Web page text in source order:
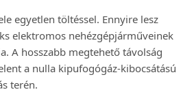
egyetlen töltéssel. Ennyire lesz
elektromos nehézgépjárműveinek
A hosszabb megtehető távolság
a nulla kipufogógáz-kibocsátású
terén.